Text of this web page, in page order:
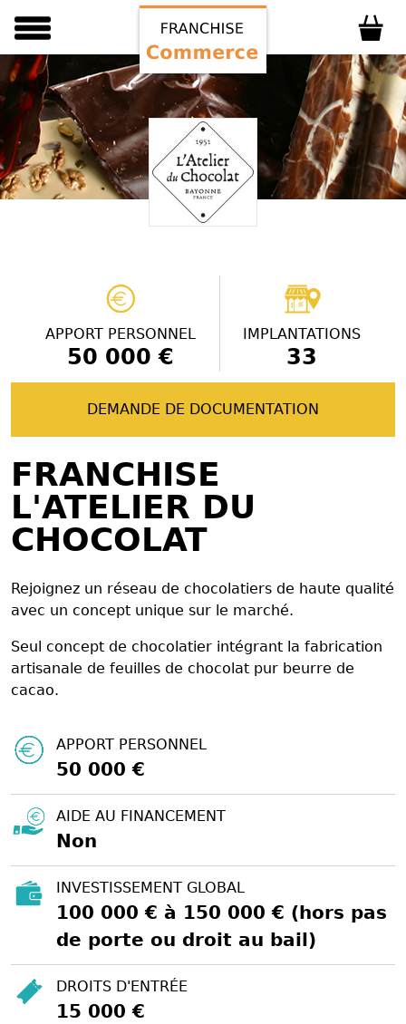
APPORT PERSONNEL
50 000 €
IMPLANTATIONS
33
DEMANDE DE DOCUMENTATION
FRANCHISE
L'ATELIER DU
CHOCOLAT
Rejoignez un réseau de chocolatiers de haute qualité
avec un concept unique sur le marché.
Seul concept de chocolatier intégrant la fabrication
artisanale de feuilles de chocolat pur beurre de
cacao.
APPORT PERSONNEL
50 000 €
AIDE AU FINANCEMENT
Non
INVESTISSEMENT GLOBAL
100 000 € à 150 000 € (hors pas
de porte ou droit au bail)
DROITS D'ENTRÉE
15 000 €